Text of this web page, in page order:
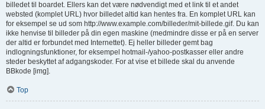
billedet til boardet. Ellers kan det være nødvendigt med et link til et andet
websted (komplet URL) hvor billedet altid kan hentes fra. En komplet URL kan
for eksempel se ud som http://www.example.com/billeder/mit-billede.gif. Du kan
ikke henvise til billeder på din egen maskine (medmindre disse er på en server
der altid er forbundet med Internettet). Ej heller billeder gemt bag
indlogningsfunktioner, for eksempel hotmail-/yahoo-postkasser eller andre
steder beskyttet af adgangskoder. For at vise et billede skal du anvende
BBkode [img].
Top